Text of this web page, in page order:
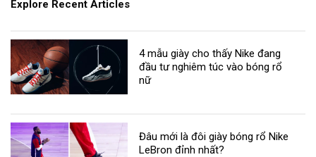
Explore Recent Articles
4 mẫu giày cho thấy Nike đang
đầu tư nghiêm túc vào bóng rổ
nữ
Đâu mới là đôi giày bóng rổ Nike
LeBron đỉnh nhất?